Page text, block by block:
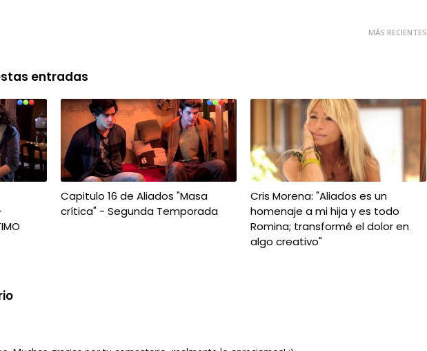
MÁS RECIENTES
entradas
Capitulo 16 de Aliados "Masa
crítica" - Segunda Temporada
Cris Morena: "Aliados es un
homenaje a mi hija y es todo
Romina; transformé el dolor en
algo creativo"